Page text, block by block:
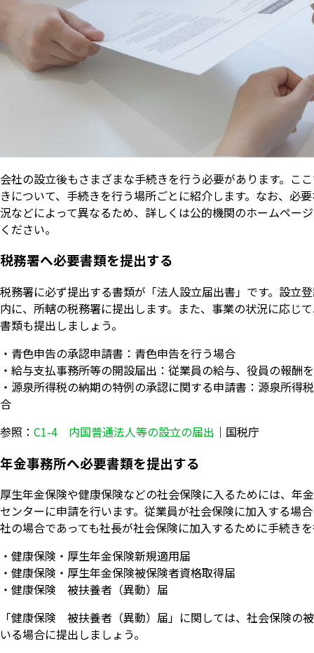
会社の設立後もさまざまな手続きを行う必要があります。こ
きについて、手続きを行う場所ごとに紹介します。なお、必
況などによって異なるため、詳しくは公的機関のホームペー
ください。
税務署へ必要書類を提出する
税務署に必ず提出する書類が「法人設立届出書」です。設立
内に、所轄の税務署に提出します。また、事業の状況に応じ
書類も提出しましょう。
・青色申告の承認申請書：青色申告を行う場合
・給与支払事務所等の開設届出：従業員の給与、役員の報酬
・源泉所得税の納期の特例の承認に関する申請書：源泉所得
合
参照： C1-4 内国普通法人等の設立の届出 ｜国税庁
年金事務所へ必要書類を提出する
厚生年金保険や健康保険などの社会保険に入るためには、年
センターに申請を行います。従業員が社会保険に加入する場
社の場合であっても社長が社会保険に加入するために手続き
・健康保険・厚生年金保険新規適用届
・健康保険・厚生年金保険被保険者資格取得届
・健康保険 被扶養者（異動）届
「健康保険 被扶養者（異動）届」に関しては、社会保険の
いる場合に提出しましょう。